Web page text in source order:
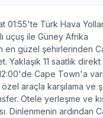
01:55'te Türk Hava
uçuş ile Güney Afrika
en güzel şehirlerinden
Yaklaşık 11 saatlik direkt
Cape Town'a
özel araçla karşılama ve
Otele yerleşme ve
Dinlenmenin ardından